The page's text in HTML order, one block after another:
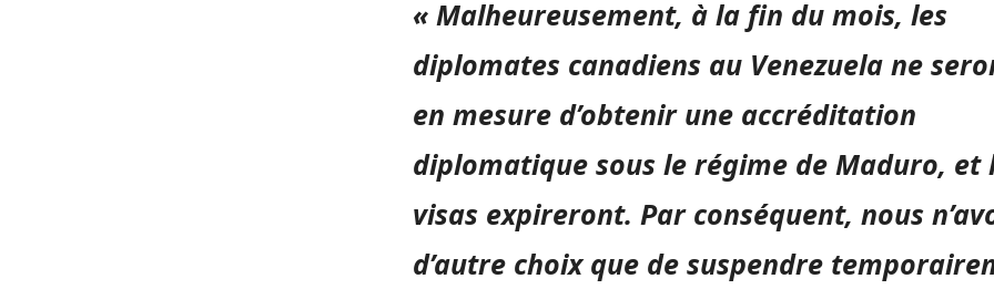
« Malheureusement, à la fin du mois, les
diplomates canadiens au Venezuela ne
en mesure d’obtenir une accréditation
diplomatique sous le régime de Maduro, et
visas expireront. Par conséquent, nous
d’autre choix que de suspendre